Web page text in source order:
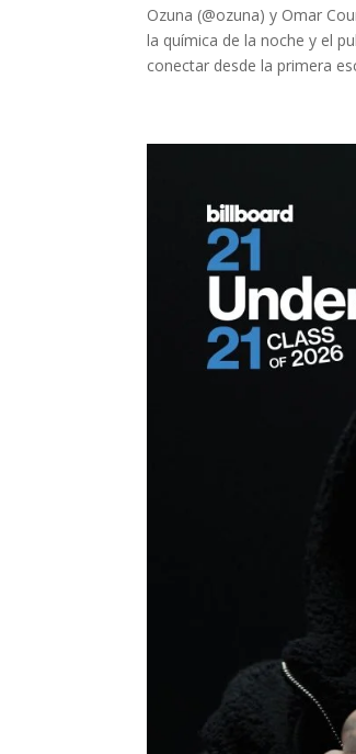
Ozuna (@ozuna) y Omar
la química de la noche y el
conectar desde la primera